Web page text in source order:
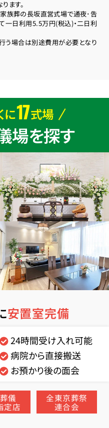
ます。
族葬の長坂直営式場で通夜･告
一日利用5.5万円(税込)・二日利
う場合は別途費用が必要となり
に17式場
場を探す
安置室完備
24時間受け入れ可能
病院から直接搬送
お預かり後の面会
儀
定店
全東京葬祭
連合会